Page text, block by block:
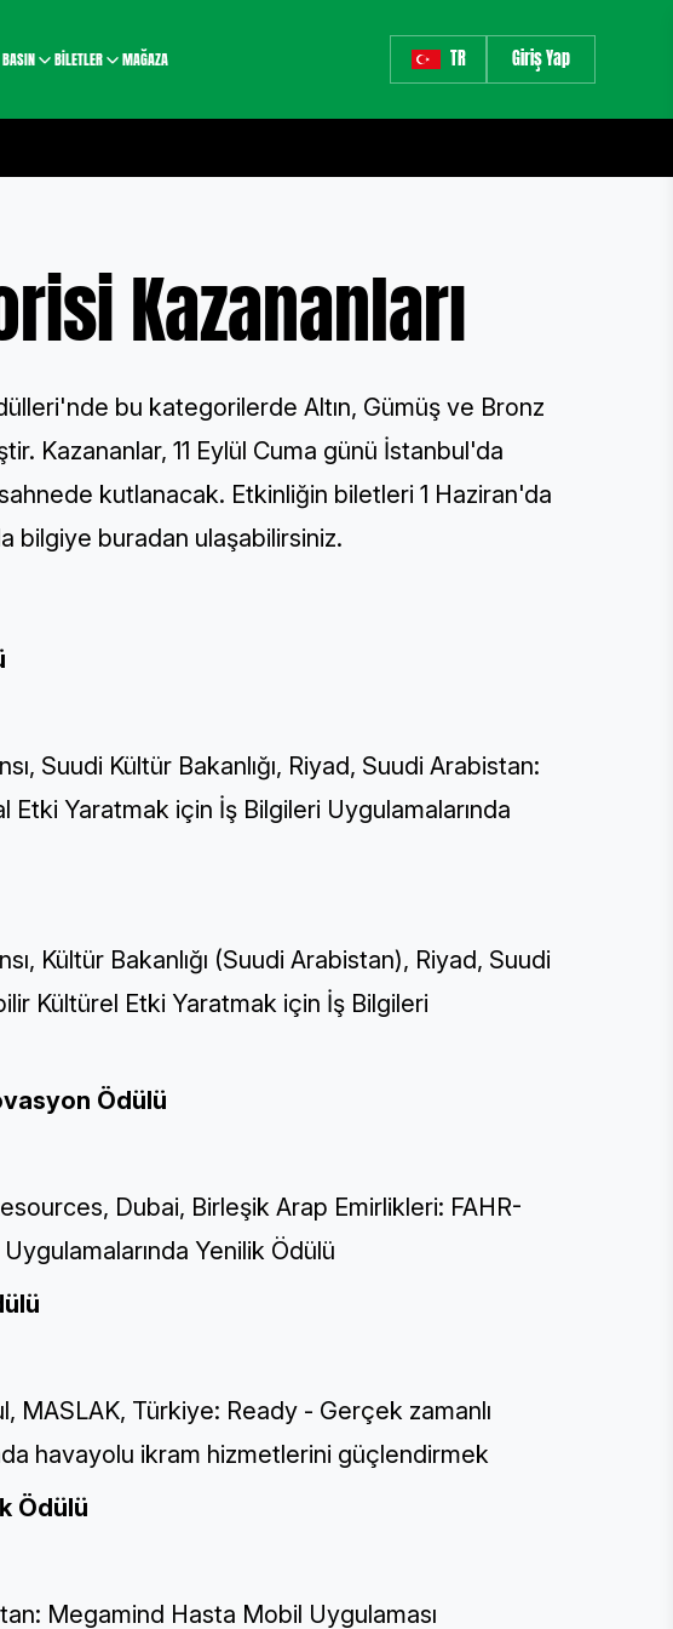
BASIN BİLETLER MAĞAZA TR Giriş Yap
Kazananları
bu kategorilerde Altın, Gümüş ve Bronz
Kazananlar, 11 Eylül Cuma günü İstanbul'da
sahnede kutlanacak. Etkinliğin biletleri 1 Haziran'da
bilgiye buradan ulaşabilirsiniz.
Suudi Kültür Bakanlığı, Riyad, Suudi Arabistan:
Etki Yaratmak için İş Bilgileri Uygulamalarında
Kültür Bakanlığı (Suudi Arabistan), Riyad, Suudi
Kültürel Etki Yaratmak için İş Bilgileri
Ödülü
Dubai, Birleşik Arap Emirlikleri: FAHR-
Yenilik Ödülü
MASLAK, Türkiye: Ready - Gerçek zamanlı
havayolu ikram hizmetlerini güçlendirmek
Ödülü
Megamind Hasta Mobil Uygulaması